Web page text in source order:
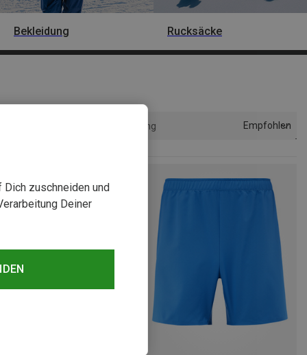
Bekleidung Rucksäcke
Sortierung Empfohlen
zuschneiden und
Deiner